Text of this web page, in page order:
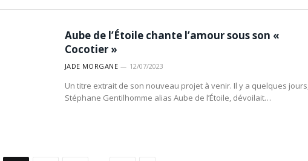
Aube de l’Étoile chante l’amour sous son «
Cocotier »
JADE MORGANE 12/07/2023
Un titre extrait de son nouveau projet à venir. Il y a quelques
Stéphane Gentilhomme alias Aube de l’Étoile, dévoilait…